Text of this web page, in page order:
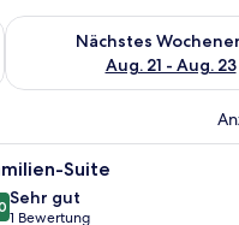
Aug. 14 -
Nächstes
Aug. 21 - Aug. 23
Überprüfe die
5 Suite
von 10
Sehr gut
1 Bewertung
(1